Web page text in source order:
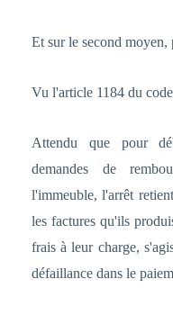
Et sur le second moyen,
Vu l'article 1184 du
Attendu que pour
demandes de
l'immeuble, l'arrêt
les factures qu'ils
frais à leur charge,
défaillance dans le